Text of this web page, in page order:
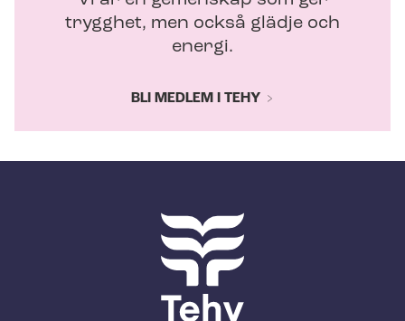
trygghet, men också glädje och
energi.
BLI MEDLEM I TEHY